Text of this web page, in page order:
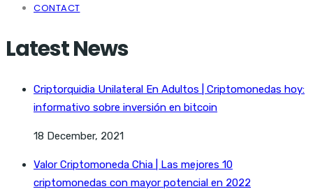
CONTACT
Latest News
Criptorquidia Unilateral En Adultos | Criptomonedas hoy:
informativo sobre inversión en bitcoin
18 December, 2021
Valor Criptomoneda Chia | Las mejores 10
criptomonedas con mayor potencial en 2022